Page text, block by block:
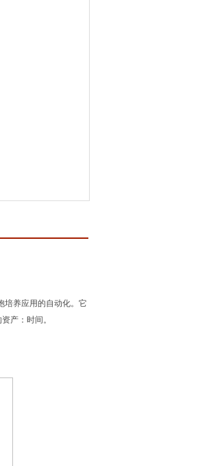
培养应用的自动化。它
产：时间。